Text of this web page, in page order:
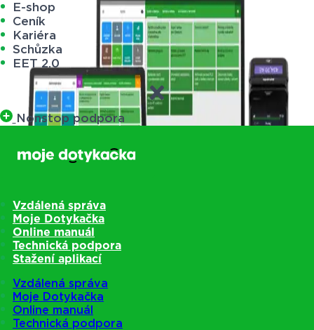
E-shop
Ceník
Kariéra
Schůzka
EET 2.0
Nonstop podpora
Vzdálená správa
Moje Dotykačka
Online manuál
Technická podpora
Stažení aplikací
Vzdálená správa
Moje Dotykačka
Online manuál
Technická podpora